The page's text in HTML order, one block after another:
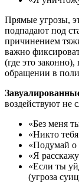
Прямые угрозы,
подпадают под
причинением
важно
(где это
обращении в
воздействуют не
«Без меня
«Никто
«Подумай о
«Я
«Если ты
(угроза